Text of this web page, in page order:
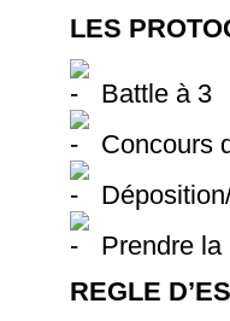
LES
Battle à 3
Concours
Prendre la
REGLE